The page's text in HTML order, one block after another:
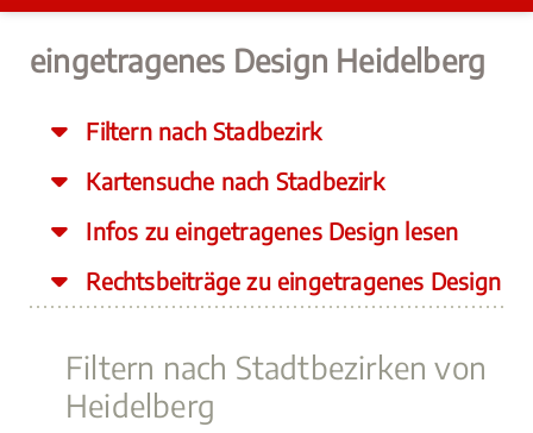
eingetragenes Design Heidelberg
Filtern nach Stadbezirk
Kartensuche nach Stadbezirk
Infos zu eingetragenes Design lesen
Rechtsbeiträge zu eingetragenes Design
Filtern nach Stadtbezirken von
Heidelberg